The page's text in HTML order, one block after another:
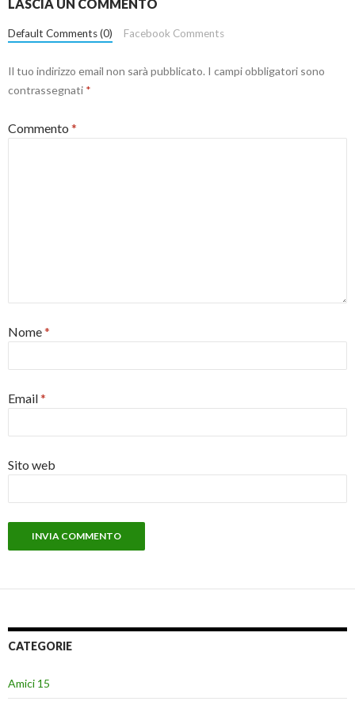
LASCIA UN COMMENTO
Default Comments (0) Facebook Comments
Il tuo indirizzo email non sarà pubblicato. I campi obbligatori sono
contrassegnati *
Commento *
Nome*
Email*
Sito web
CATEGORIE
Amici 15